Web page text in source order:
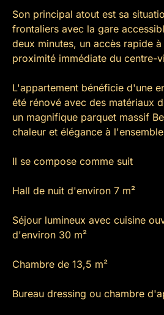
Son principal atout est sa
frontaliers avec la gare
deux minutes, un accès rapide
proximité immédiate du centre-
L'appartement bénéficie d'une
été rénové avec des matériaux
un magnifique parquet massif
chaleur et élégance à
Il se compose comme suit
Hall de nuit d'environ 7 m²
Séjour lumineux avec cuisine
d'environ 30 m²
Chambre de 13,5 m²
Bureau dressing ou chambre